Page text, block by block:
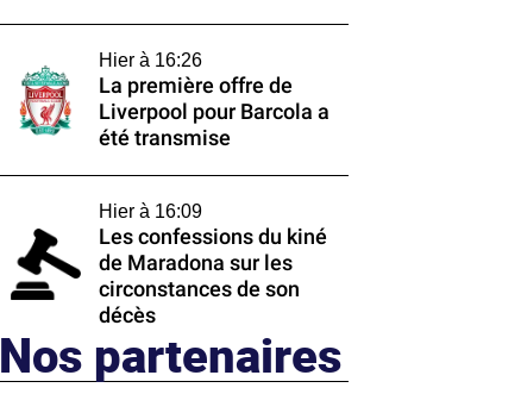
Hier à 16:26
La première offre de
Liverpool pour Barcola a
été transmise
Hier à 16:09
Les confessions du kiné
de Maradona sur les
circonstances de son
décès
Nos partenaires